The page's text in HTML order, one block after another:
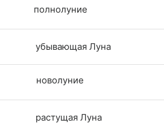
полнолуние
убывающая Луна
новолуние
растущая Луна